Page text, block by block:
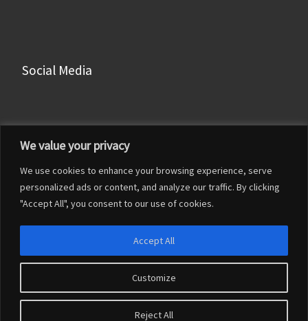
We value your privacy
We use cookies to enhance your browsing experience, serve
personalized ads or content, and analyze our traffic. By clicking
"Accept All", you consent to our use of cookies.
Customize
Reject All
Accept All
Social Media
Facebook
LinkedIn
Francesco Franceschi– Tutti i diritti riservati